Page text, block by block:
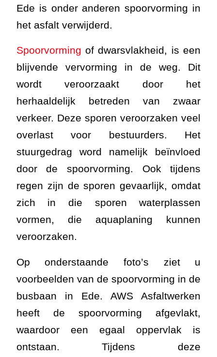
Ede is onder anderen spoorvorming in
het asfalt verwijderd.
Spoorvorming of dwarsvlakheid, is een
blijvende vervorming in de weg. Dit
wordt veroorzaakt door het
herhaaldelijk betreden van zwaar
verkeer. Deze sporen veroorzaken veel
overlast voor bestuurders. Het
stuurgedrag word namelijk beïnvloed
door de spoorvorming. Ook tijdens
regen zijn de sporen gevaarlijk, omdat
zich in die sporen waterplassen
vormen, die aquaplaning kunnen
veroorzaken.
Op onderstaande foto’s ziet u
voorbeelden van de spoorvorming in de
busbaan in Ede. AWS Asfaltwerken
heeft de spoorvorming afgevlakt,
waardoor een egaal oppervlak is
ontstaan. Tijdens deze